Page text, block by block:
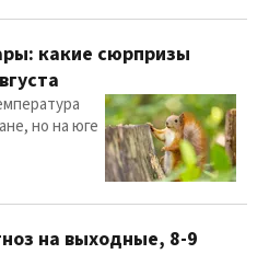
какие сюрпризы
но на юге
на выходные, 8-9